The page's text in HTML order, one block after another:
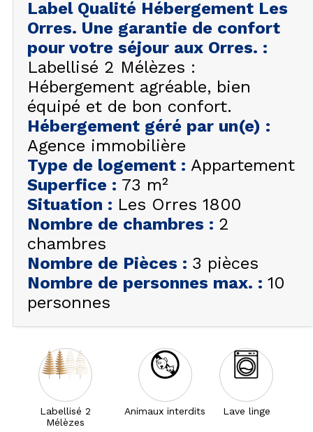
HIVER
+33 (0)4 92 44 19 17
Label Qualité Hébergement Les
Orres. Une garantie de confort
pour votre séjour aux Orres. :
Labellisé 2 Mélèzes :
Hébergement agréable, bien
équipé et de bon confort.
Hébergement géré par un(e) :
Agence immobilière
Type de logement : Appartement
Superfice : 73 m²
Situation : Les Orres 1800
Nombre de chambres : 2
chambres
Nombre de Pièces : 3 pièces
Nombre de personnes max. : 10
personnes
Labellisé 2
Mélèzes
Animaux interdits Lave linge